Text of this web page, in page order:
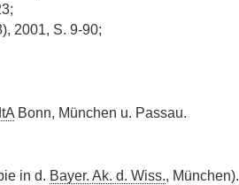
2001, S. 9-90;
Bonn, München u. Passau.
in d. Bayer. Ak. d. Wiss., München).